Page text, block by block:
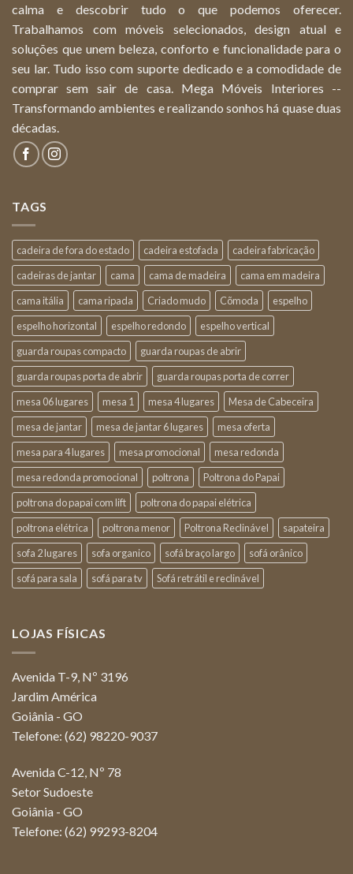
calma e descobrir tudo o que podemos oferecer.
Trabalhamos com móveis selecionados, design atual e
soluções que unem beleza, conforto e funcionalidade para o
seu lar. Tudo isso com suporte dedicado e a comodidade de
comprar sem sair de casa. Mega Móveis Interiores --
Transformando ambientes e realizando sonhos há quase duas
décadas.
TAGS
cadeira de fora do estado cadeira estofada
cadeira fabricação
cadeiras de jantar
cama cama de madeira
cama em madeira
cama itália
cama ripada Criado mudo Cõmoda
espelho
espelho horizontal
espelho redondo
espelho vertical
guarda roupas compacto
guarda roupas de abrir
guarda roupas porta de abrir
guarda roupas porta de correr
mesa 06 lugares
mesa 1 mesa 4 lugares
Mesa de Cabeceira
mesa de jantar
mesa de jantar 6 lugares
mesa oferta
mesa para 4 lugares
mesa promocional
mesa redonda
mesa redonda promocional
poltrona
Poltrona do Papai
poltrona do papai com lift
poltrona do papai elétrica
poltrona elétrica
poltrona menor Poltrona Reclinável
sapateira
sofa 2 lugares
sofa organico sofá braço largo
sofá orânico
sofá para sala
sofá para tv Sofá retrátil e reclinável
LOJAS FÍSICAS
Avenida T-9, Nº 3196
Jardim América
Goiânia - GO
Telefone: (62) 98220-9037
Avenida C-12, Nº 78
Setor Sudoeste
Goiânia - GO
Telefone: (62) 99293-8204